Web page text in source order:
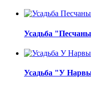
Усадьба
Усадьба "У